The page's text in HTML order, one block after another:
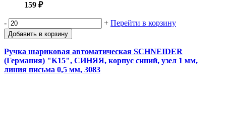
159 ₽
- + Перейти в корзину
Добавить в корзину
Ручка шариковая автоматическая SCHNEIDER
(Германия) "K15", СИНЯЯ, корпус синий, узел 1 мм,
линия письма 0,5 мм, 3083